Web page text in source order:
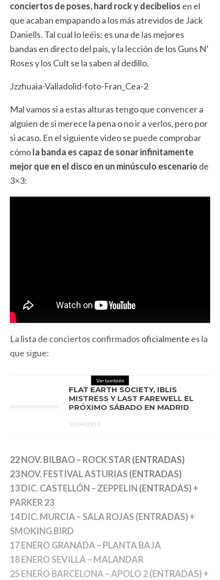
conciertos de poses, hard rock y decibelios en el
que acaban empapando a los más atrevidos de Jack
Daniells. Tal cual lo leéis: es una de las mejores
bandas en directo del país, y la lección de los Guns N’
Roses y los Cult se la saben al dedillo.
Mal vamos si a estas alturas tengo que convencer a
alguien de si merece la pena o no ir a verlos, pero por
si acaso. En el siguiente video se puede comprobar
cómola banda es capaz de sonar infinitamente
mejor que en el disco en un minúsculo escenario de
3×3:
La lista de conciertos confirmados oficialmente es la
que sigue:
Ver también
FLAT EARTH SOCIETY, IBLIS
MISTRESS Y LAST FAREWELL EL
PRÓXIMO SÁBADO EN MADRID
18/04/2019
22 NOV. BILBAO – ROCK STAR(ENTRADAS)
23 NOV. FESTIVAL ASTURIAS(ENTRADAS)
13 DIC. CASTELLÓN – ZEPPELIN (ENTRADAS)+
PARKER 23
14 DIC. MURCIA – SALA ROJAS(ENTRADAS)+
SMOKING BIRD
17 ENERO GRANADA – PLANTA BAJA
18 ENERO SEVILLA – MALANDAR
25 ENERO BARCELONA – APOLO 2(ENTRADAS) +